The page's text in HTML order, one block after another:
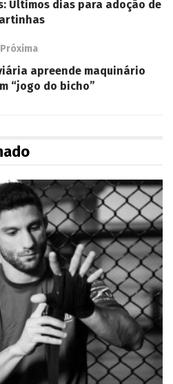
Últimos dias para adoção de
Próxima
apreende maquinário
“jogo do bicho”